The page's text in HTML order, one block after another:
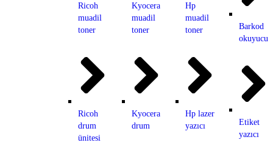
Ricoh
muadil
toner
Ricoh
drum
ünitesi
Kyocera
muadil
toner
Kyocera
drum
Hp
muadil
toner
Hp lazer
yazıcı
Barkod
okuyucu
Etiket
yazıcı